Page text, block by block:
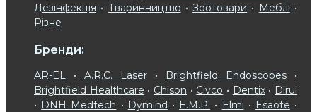
Дезінфекція • Тваринництво •Зоотовари • Меблі •
Різне
Бренди:
AR-EL • A.R.C. Laser • Brightfield Endoscopes •
Brightfield Healthcare • Chison • Civco • Dentix• Dirui
• DNH Medtech • Dymind • E.M.P. • Elmi • Esaote •